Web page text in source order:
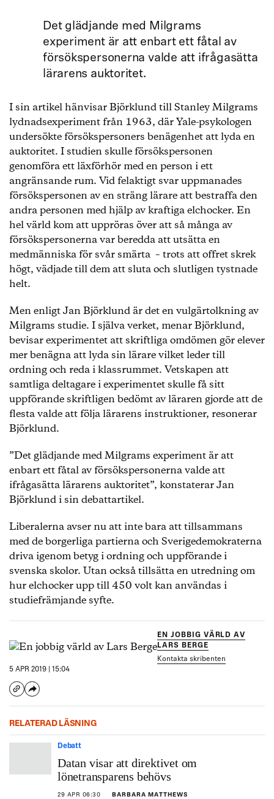
Det glädjande med Milgrams
experiment är att enbart ett fåtal av
försökspersonerna valde att ifrågasätta
lärarens auktoritet.
I sin artikel hänvisar Björklund till Stanley Milgrams
lydnadsexperiment från 1963, där Yale-psykologen
undersökte försökspersoners benägenhet att lyda en
auktoritet. I studien skulle försökspersonen
genomföra ett läxförhör med en person i ett
angränsande rum. Vid felaktigt svar uppmanades
försökspersonen av en sträng lärare att bestraffa den
andra personen med hjälp av kraftiga elchocker. En
hel värld kom att uppröras över att så många av
försökspersonerna var beredda att utsätta en
medmänniska för svår smärta – trots att offret skrek
högt, vädjade till dem att sluta och slutligen tystnade
helt.
Men enligt Jan Björklund är det en vulgärtolkning av
Milgrams studie. I själva verket, menar Björklund,
bevisar experimentet att skriftliga omdömen gör elever
mer benägna att lyda sin lärare vilket leder till
ordning och reda i klassrummet. Vetskapen att
samtliga deltagare i experimentet skulle få sitt
uppförande skriftligen bedömt av läraren gjorde att de
flesta valde att följa lärarens instruktioner, resonerar
Björklund.
”Det glädjande med Milgrams experiment är att
enbart ett fåtal av försökspersonerna valde att
ifrågasätta lärarens auktoritet”, konstaterar Jan
Björklund i sin debattartikel.
Liberalerna avser nu att inte bara att tillsammans
med de borgerliga partierna och Sverigedemokraterna
driva igenom betyg i ordning och uppförande i
svenska skolor. Utan också tillsätta en utredning om
hur elchocker upp till 450 volt kan användas i
studiefrämjande syfte.
EN JOBBIG VÄRLD AV
LARS BERGE
Kontakta skribenten
5 APR 2019 | 15:04
RELATERAD LÄSNING
Debatt
Datan visar att direktivet om
lönetransparens behövs
29 APR 06:30 BARBARA MATTHEWS